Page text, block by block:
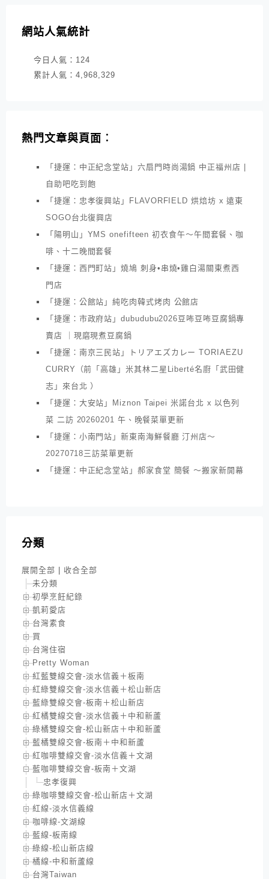
網站人氣統計
今日人氣： 124
累計人氣： 4,968,329
熱門文章與頁面︰
「捷運：中正紀念堂站」六扇門時尚湯鍋 中正福州店 |
自助吧吃到飽
「捷運：忠孝復興站」FLAVORFIELD 烘焙坊 x 遠東
SOGO台北復興店
「陽明山」YMS onefifteen 初衣食午～午間套餐、咖
啡、十二晚間套餐
「捷運：西門町站」燒鳩 刺身•串燒•雞白湯關東煮西
門店
「捷運：公館站」純吃肉韓式烤肉 公館店
「捷運：市政府站」dubudubu2026豆咘豆咘豆腐鍋專
賣店 ｜現磨現煮豆腐鍋
「捷運：南京三民站」トリアエズカレー TORIAEZU
CURRY（前「高雄」米其林二星Liberté名廚「武田健
志」來台北 ）
「捷運：大安站」Miznon Taipei 米諾台北 x 以色列
菜 二訪 20260201 午、晚餐菜單更新
「捷運：小南門站」新東南海鮮餐廳 汀州店～
20270718三訪菜單更新
「捷運：中正紀念堂站」郝家食堂 簡餐 ～搬家新開幕
分類
展開全部
收合全部
未分類
初學烹飪紀錄
凱莉愛店
台灣素食
買
台灣住宿
Pretty Woman
紅藍雙線交會-淡水信義＋板南
紅綠雙線交會-淡水信義＋松山新店
藍綠雙線交會-板南＋松山新店
紅橘雙線交會-淡水信義＋中和新蘆
綠橘雙線交會-松山新店＋中和新蘆
藍橘雙線交會-板南＋中和新蘆
紅咖啡雙線交會-淡水信義＋文湖
藍咖啡雙線交會-板南＋文湖
忠孝復興
綠咖啡雙線交會-松山新店＋文湖
紅線-淡水信義線
咖啡線-文湖線
藍線-板南線
綠線-松山新店線
橘線-中和新蘆線
台灣Taiwan